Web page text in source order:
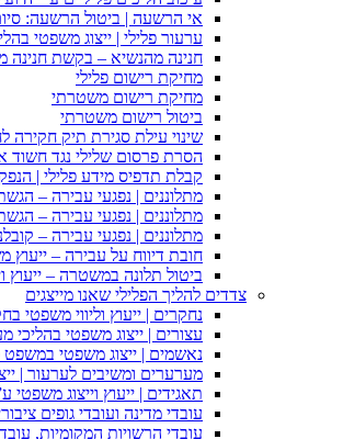
אי הרשעה | ביטול הרשעה:
ערעור פלילי | ייצוג משפטי
חנינה מהנשיא – בקשת חנינה
מחיקת רישום פלילי
מחיקת רישום משטרתי
ביטול רישום משטרתי
שינוי עילת סגירת תיק חקירה
הסרת פרסום שלילי נגד חשוד
קבלת תדפיס מידע פלילי |
מתלוננים | נפגעי עבירה –
מתלוננים | נפגעי עבירה –
מתלוננים | נפגעי עבירה –
חובת דיווח על עבירה – ייעוץ
ביטול תלונה במשטרה – ייעוץ
צדדים להליך הפלילי שאנו מייצגים
נחקרים | ייעוץ וליווי משפטי
עצורים | ייצוג משפטי בהליכי
נאשמים | ייצוג משפטי במשפט
מערערים ומשיבים לערעור |
תאגידים | ייעוץ וייצוג משפטי
עובדי מדינה ועובדי גופים
עובדי הרשויות המקומיות,